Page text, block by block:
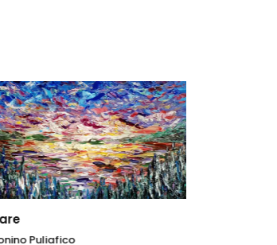
Puliafico